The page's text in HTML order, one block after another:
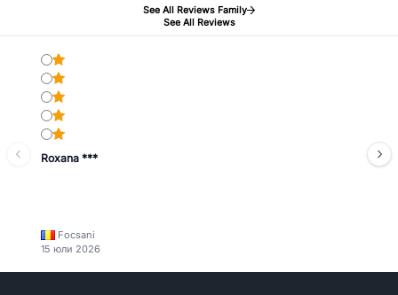
See All Reviews Family
See All Reviews
Roxana ***
Focsani
15 юли 2026